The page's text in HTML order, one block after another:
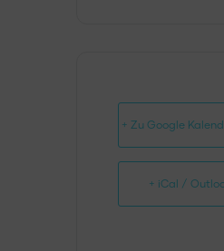
+ Zu Google
+ iCal /